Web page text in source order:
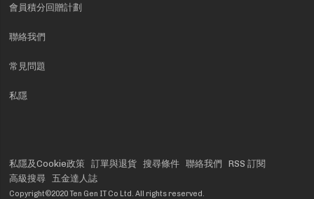
會員積分回贈計劃
聯絡我們
常見問題
私隱
私隱及Cookie政策 訂單與退貨 搜尋條件 聯絡我們
RSS 訂閱
高級搜尋
五金達人誌
Copyright©2020 Ten Gen IT Co Ltd. All rights reserved.